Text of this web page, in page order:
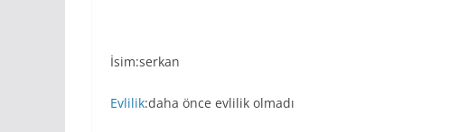
İsim:serkan
Evlilik:daha önce evlilik olmadı